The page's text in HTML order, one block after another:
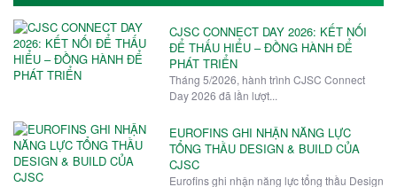
CJSC CONNECT DAY 2026: KẾT NỐI
ĐỂ THẤU HIỂU – ĐỒNG HÀNH ĐỂ
PHÁT TRIỂN
Tháng 5/2026, hành trình CJSC Connect
Day 2026 đã lần lượt...
EUROFINS GHI NHẬN NĂNG LỰC
TỔNG THẦU DESIGN & BUILD CỦA
CJSC
Eurofins ghi nhận năng lực tổng thầu Design